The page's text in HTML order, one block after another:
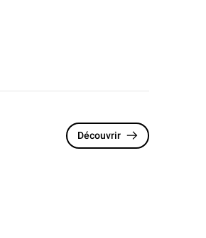
Découvrir